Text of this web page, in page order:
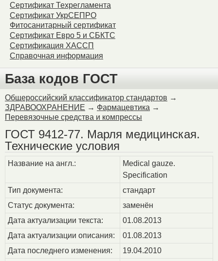
Сертификат Техрегламента
Сертификат УкрСЕПРО
Фитосанитарный сертификат
Сертификат Евро 5 и СБКТС
Сертификация ХАССП
Справочная информация
База кодов ГОСТ
Общероссийский классификатор стандартов →
ЗДРАВООХРАНЕНИЕ → Фармацевтика →
Перевязочные средства и компрессы
ГОСТ 9412-77. Марля медицинская.
Технические условия
Название на англ.:
Medical gauze.
Specification
Тип документа:
стандарт
Статус документа:
заменён
Дата актуализации текста:
01.08.2013
Дата актуализации описания:
01.08.2013
Дата последнего изменения:
19.04.2010